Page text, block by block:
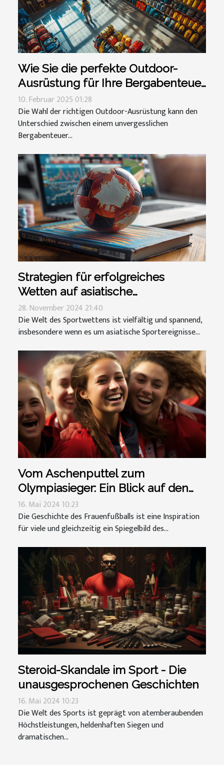
Wie Sie die perfekte Outdoor-
Ausrüstung für Ihre Bergabenteuer
wählen
10. Februar 2025 01:28
Die Wahl der richtigen Outdoor-Ausrüstung kann den
Unterschied zwischen einem unvergesslichen
Bergabenteuer...
Strategien für erfolgreiches
Wetten auf asiatische
Sportereignisse
28. November 2024 21:40
Die Welt des Sportwettens ist vielfältig und spannend,
insbesondere wenn es um asiatische Sportereignisse...
Vom Aschenputtel zum
Olympiasieger: Ein Blick auf den
Aufstieg des Frauenfußballs
16. Mai 2024 10:23
Die Geschichte des Frauenfußballs ist eine Inspiration
für viele und gleichzeitig ein Spiegelbild des...
Steroid-Skandale im Sport - Die
unausgesprochenen Geschichten
16. Mai 2024 10:23
Die Welt des Sports ist geprägt von atemberaubenden
Höchstleistungen, heldenhaften Siegen und
dramatischen...